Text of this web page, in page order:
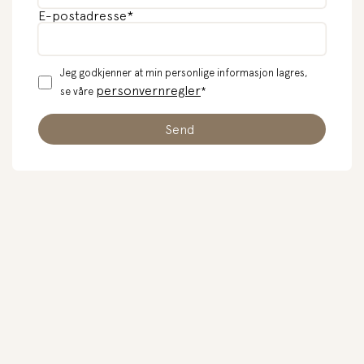
E-postadresse*
Jeg godkjenner at min personlige informasjon lagres,
se våre personvernregler*